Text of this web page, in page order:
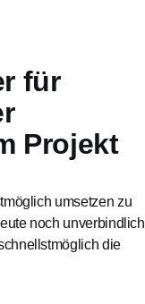
für
Projekt
umsetzen zu
noch unverbindlich
die